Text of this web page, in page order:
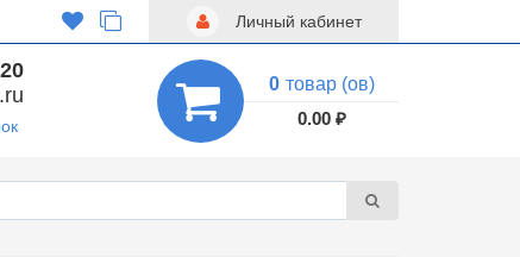
Личный кабинет
0 товар (ов)
0.00 ₽